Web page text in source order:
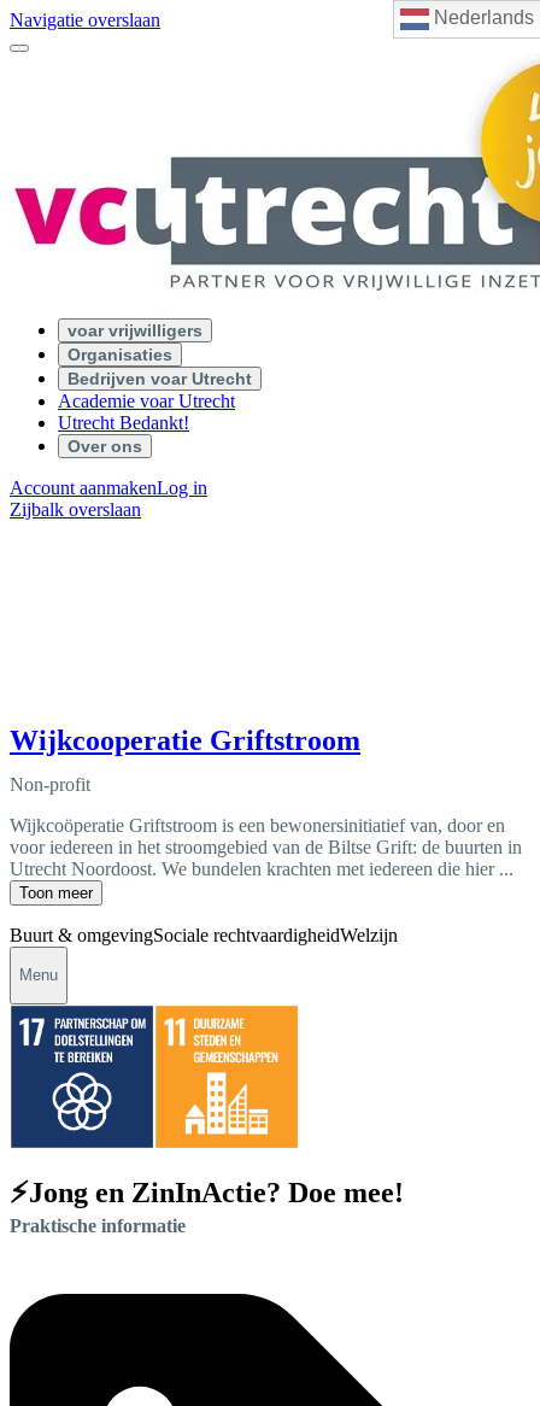
Nederlands
Navigatie overslaan
voar vrijwilligers
Organisaties
Bedrijven voar Utrecht
Academie voar Utrecht
Utrecht Bedankt!
Over ons
Account aanmakenLog in
Zijbalk overslaan
Wijkcooperatie Griftstroom
Non-profit
Wijkcoöperatie Griftstroom is een bewonersinitiatief van, door en
voor iedereen in het stroomgebied van de Biltse Grift: de buurten in
Utrecht Noordoost. We bundelen krachten met iedereen die hier ...
Toon meer
Buurt & omgevingSociale rechtvaardigheidWelzijn
Menu
⚡Jong en ZinInActie? Doe mee!
Praktische informatie